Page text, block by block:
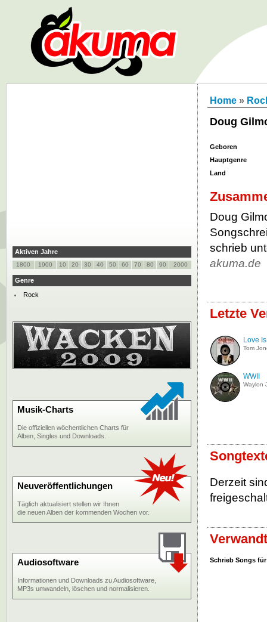
Home »
Doug
Geboren
Hauptgenre
Land
Doug
schrieb
akuma.de
Letzte
Love
Tom
WWII
Waylon
Derzeit
Schrieb Songs für
Aktiven Jahre
1800 1900 10 20 30 40 50 60 70 80 90 2000
Genre
Rock
Musik-Charts
Die offiziellen wöchentlichen Charts für
Alben, Singles und Downloads.
Neuveröffentlichungen
Täglich aktualisiert stellen wir Ihnen
die neuen Alben der kommenden Wochen vor.
Audiosoftware
Informationen und Downloads zu Audiosoftware,
MP3s umwandeln, löschen und normalisieren.